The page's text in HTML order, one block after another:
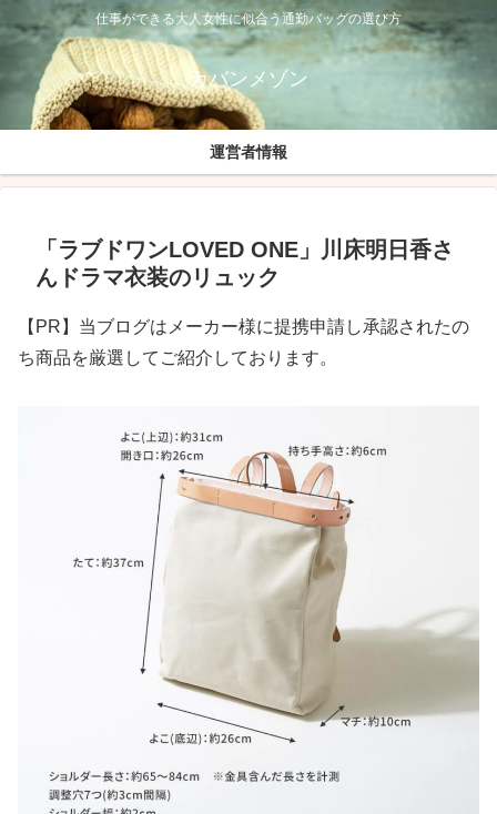
仕事ができる大人女性に似合う通勤バッグの選び方
カバンメゾン
運営者情報
「ラブドワンLOVED ONE」川床明日香さ
んドラマ衣装のリュック
【PR】当ブログはメーカー様に提携申請し承認されたの
ち商品を厳選してご紹介しております。